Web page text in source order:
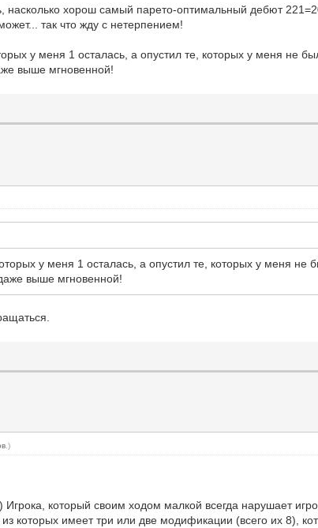
хорош самый парето-оптимальный дебют
так что жду с нетерпением!
у меня 1 осталась, а опустил те, которых у меня не
выше мгновенной!
у меня 1 осталась, а опустил те, которых у меня
выше мгновенной!
.)
который своим ходом малкой всегда нарушает
которых имеет три или две модификации (всего их 8),